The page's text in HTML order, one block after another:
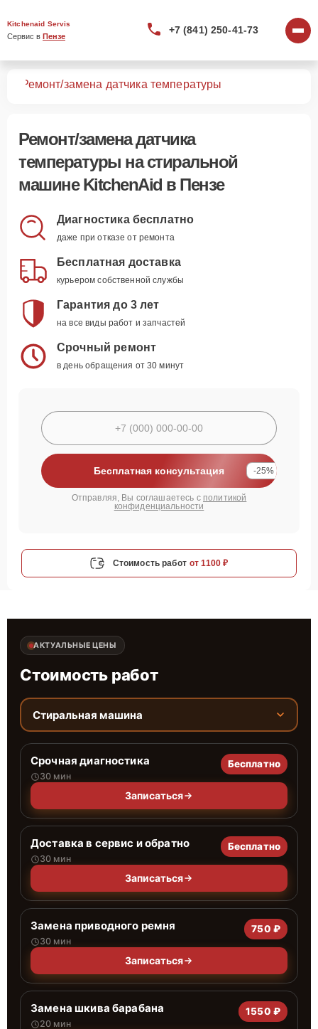
Kitchenaid Servis
Сервис в Пензе
+7 (841) 250-41-73
Ремонт/замена датчика температуры
Ремонт/замена датчика
температуры на стиральной
машине KitchenAid в Пензе
Диагностика бесплатно
даже при отказе от ремонта
Бесплатная доставка
курьером собственной службы
Гарантия до 3 лет
на все виды работ и запчастей
Срочный ремонт
в день обращения от 30 минут
Бесплатная консультация -25%
Отправляя, Вы соглашаетесь с политикой
конфиденциальности
Стоимость работ от 1100 ₽
АКТУАЛЬНЫЕ ЦЕНЫ
Стоимость работ
Стиральная машина
Срочная диагностика
30 мин
Бесплатно
Записаться
Доставка в сервис и обратно
30 мин
Бесплатно
Записаться
Замена приводного ремня
30 мин
750 ₽
Записаться
Замена шкива барабана
20 мин
1550 ₽